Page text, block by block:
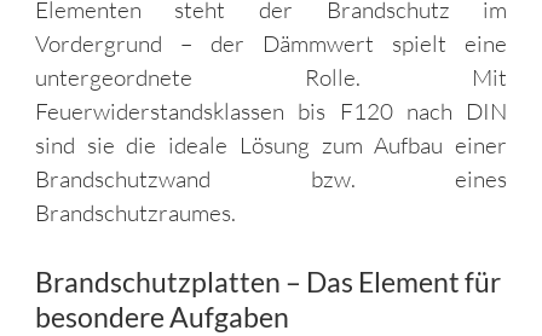
Elementen steht der Brandschutz im
Vordergrund – der Dämmwert spielt eine
untergeordnete Rolle. Mit
Feuerwiderstandsklassen bis F120 nach DIN
sind sie die ideale Lösung zum Aufbau einer
Brandschutzwand bzw. eines
Brandschutzraumes.
Brandschutzplatten – Das Element für
besondere Aufgaben